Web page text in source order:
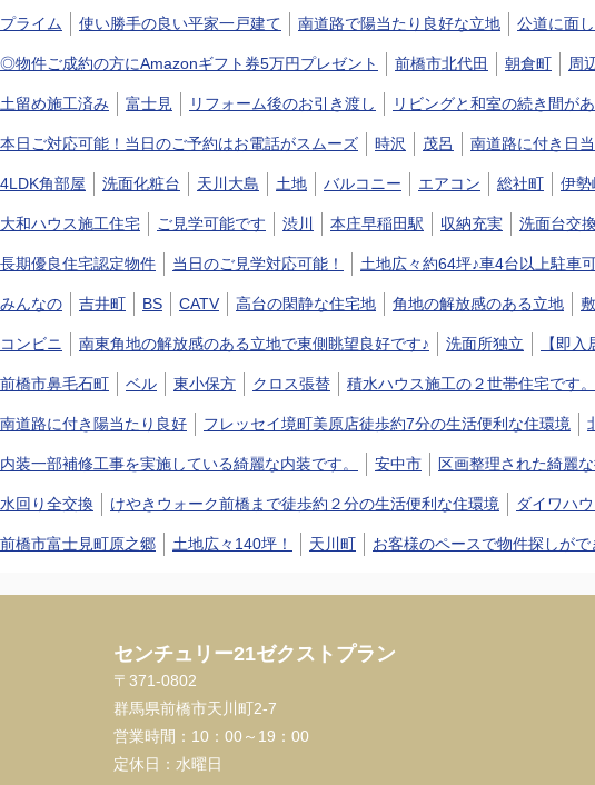
プライム 使い勝手の良い平家一戸建て 南道路で陽当たり良好な立地 公道に面
◎物件ご成約の方にAmazonギフト券5万円プレゼント 前橋市北代田 朝倉町 周
土留め施工済み 富士見 リフォーム後のお引き渡し リビングと和室の続き間が
本日ご対応可能！当日のご予約はお電話がスムーズ 時沢 茂呂 南道路に付き日
4LDK角部屋 洗面化粧台 天川大島 土地 バルコニー エアコン 総社町 伊勢
大和ハウス施工住宅 ご見学可能です 渋川 本庄早稲田駅 収納充実 洗面台交
長期優良住宅認定物件 当日のご見学対応可能！ 土地広々約64坪♪車4台以上駐車可
みんなの 吉井町 BS CATV 高台の閑静な住宅地 角地の解放感のある立地
コンビニ 南東角地の解放感のある立地で東側眺望良好です♪ 洗面所独立 【即
前橋市鼻毛石町 ベル 東小保方 クロス張替 積水ハウス施工の２世帯住宅です。
南道路に付き陽当たり良好 フレッセイ境町美原店徒歩約7分の生活便利な住環境
内装一部補修工事を実施している綺麗な内装です。 安中市 区画整理された綺麗
水回り全交換 けやきウォーク前橋まで徒歩約２分の生活便利な住環境 ダイワハ
前橋市富士見町原之郷 土地広々140坪！ 天川町 お客様のペースで物件探しがで
センチュリー21ゼクストプラン
〒371-0802
群馬県前橋市天川町2-7
営業時間： 10：00～19：00
定休日： 水曜日